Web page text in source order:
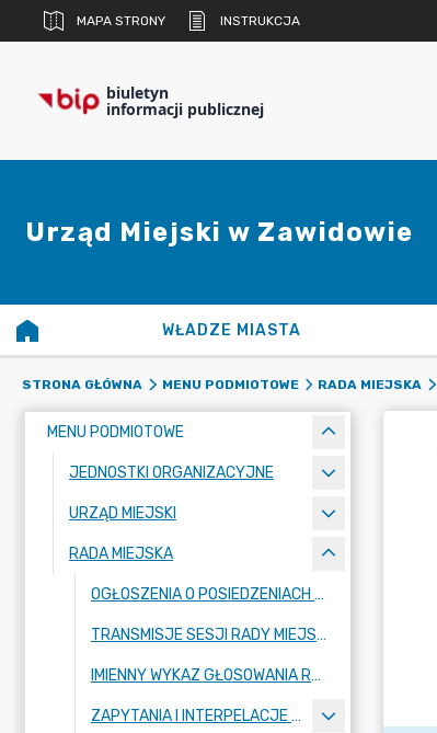
MAPA STRONY INSTRUKCJA
biuletyn
informacji publicznej
Urząd Miejski w Zawidowie
WŁADZE MIASTA
STRONA GŁÓWNA MENU PODMIOTOWE RADA MIEJSKA
MENU PODMIOTOWE
JEDNOSTKI ORGANIZACYJNE
URZĄD MIEJSKI
RADA MIEJSKA
OGŁOSZENIA O POSIEDZENIACH RADY MIEJSKIEJ
TRANSMISJE SESJI RADY MIEJSKIEJ
IMIENNY WYKAZ GŁOSOWANIA RADNYCH - KADENCJA 2024-2029
ZAPYTANIA I INTERPELACJE RADNYCH